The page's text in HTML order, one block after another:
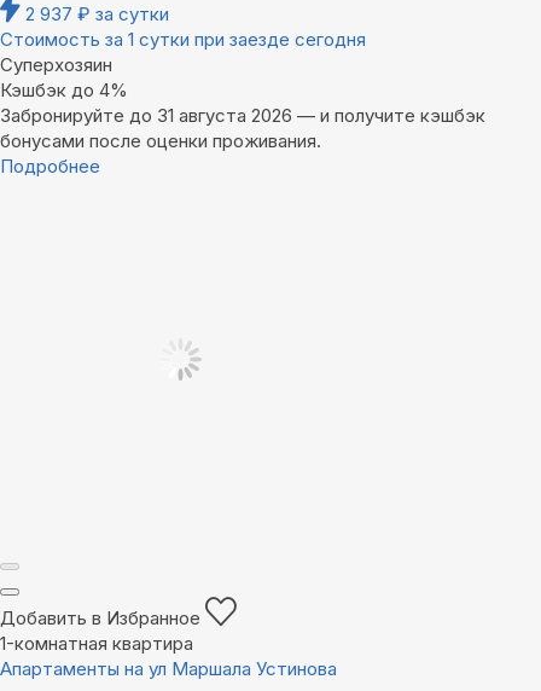
2 937 ₽ за сутки
Стоимость за 1 сутки при заезде сегодня
Суперхозяин
Кэшбэк до 4%
Забронируйте до 31 августа 2026 — и получите кэшбэк
бонусами после оценки проживания.
Подробнее
Добавить в Избранное
1-комнатная квартира
Апартаменты на ул Маршала Устинова